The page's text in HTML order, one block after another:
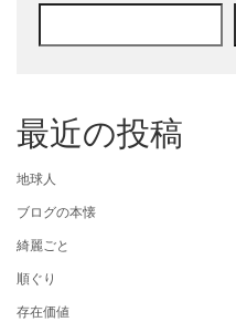
最近の投稿
地球人
ブログの本懐
綺麗ごと
順ぐり
存在価値